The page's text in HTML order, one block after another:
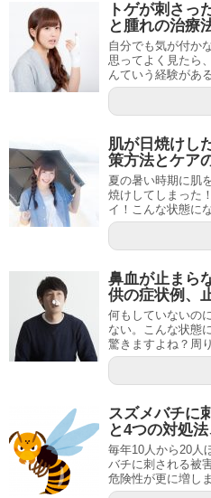
トゲが刺さっ
と腫れの治療
自分でも気が付か
思ってよく見たら
んていう経験があ
肌が日焼けし
策方法とケア
夏の暑い時期に肌
焼けしてしまった
イ！こんな状態に
鼻血が止まら
供の症状例、
何もしていないの
ない。こんな状態
驚きますよね？周
スズメバチに
と4つの対処
毎年10人から20人
バチに刺される被
危険性が更に増し